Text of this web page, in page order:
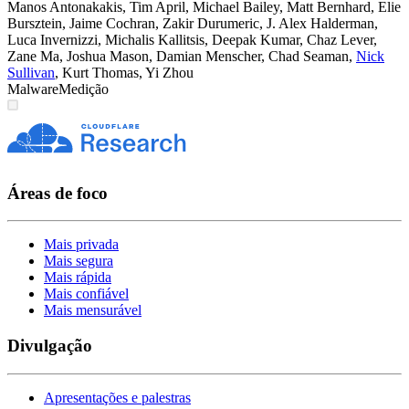
Manos Antonakakis, Tim April, Michael Bailey, Matt Bernhard, Elie
Bursztein, Jaime Cochran, Zakir Durumeric, J. Alex Halderman,
Luca Invernizzi, Michalis Kallitsis, Deepak Kumar, Chaz Lever,
Zane Ma, Joshua Mason, Damian Menscher, Chad Seaman, Nick
Sullivan, Kurt Thomas, Yi Zhou
MalwareMedição
Áreas de foco
Mais privada
Mais segura
Mais rápida
Mais confiável
Mais mensurável
Divulgação
Apresentações e palestras